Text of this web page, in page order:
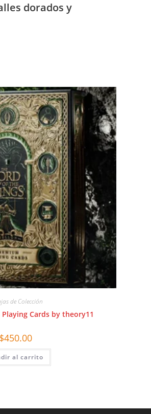
dorados y
de Colección
Cards by theory11
$450.00
al carrito